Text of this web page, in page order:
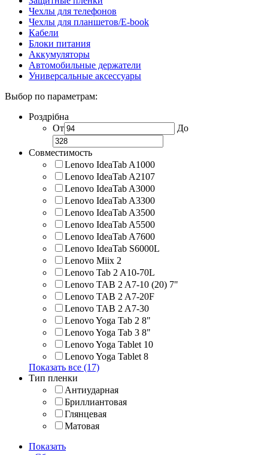
Чехлы для телефонов
Чехлы для планшетов/E-book
Кабели
Блоки питания
Аккумуляторы
Автомобильные держатели
Универсальные аксессуары
Выбор по параметрам:
Роздрібна
От
До
Совместимость
Lenovo IdeaTab A1000
Lenovo IdeaTab A2107
Lenovo IdeaTab A3000
Lenovo IdeaTab A3300
Lenovo IdeaTab A3500
Lenovo IdeaTab A5500
Lenovo IdeaTab A7600
Lenovo IdeaTab S6000L
Lenovo Miix 2
Lenovo Tab 2 A10-70L
Lenovo TAB 2 A7-10 (20) 7"
Lenovo TAB 2 A7-20F
Lenovo TAB 2 A7-30
Lenovo Yoga Tab 2 8"
Lenovo Yoga Tab 3 8"
Lenovo Yoga Tablet 10
Lenovo Yoga Tablet 8
Показать все (17)
Тип пленки
Антиударная
Бриллиантовая
Глянцевая
Матовая
Показать